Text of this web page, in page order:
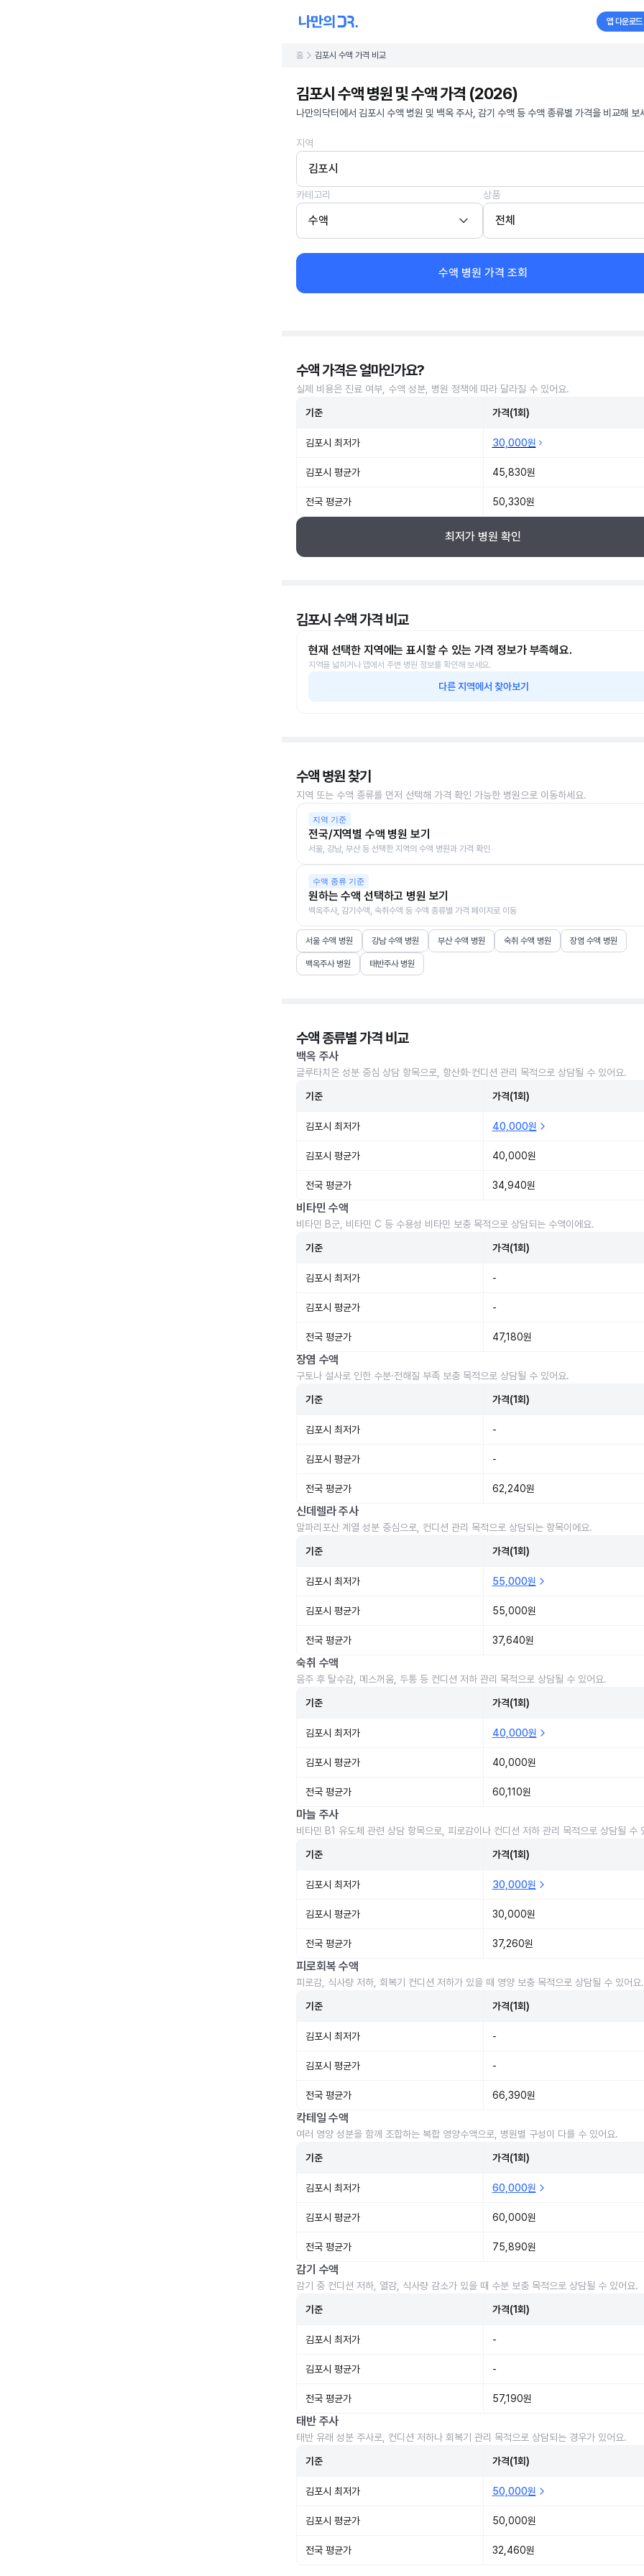
앱 다운로드
홈 김포시 수액 가격 비교
김포시 수액 병원 및 수액 가격 (2026)
나만의닥터에서 김포시 수액 병원 및 백옥 주사, 감기 수액 등 수액 종류별 가격을 비교해 보
지역
김포시
카테고리
수액
상품
전체
수액 병원 가격 조회
수액 가격은 얼마인가요?
실제 비용은 진료 여부, 수액 성분, 병원 정책에 따라 달라질 수 있어요.
기준 가격(1회)
김포시 최저가 30,000원
김포시 평균가 45,830원
전국 평균가 50,330원
최저가 병원 확인
김포시 수액 가격 비교
현재 선택한 지역에는 표시할 수 있는 가격 정보가 부족해요.
지역을 넓히거나 앱에서 주변 병원 정보를 확인해 보세요.
다른 지역에서 찾아보기
수액 병원 찾기
지역 또는 수액 종류를 먼저 선택해 가격 확인 가능한 병원으로 이동하세요.
지역 기준
전국/지역별 수액 병원 보기
서울, 강남, 부산 등 선택한 지역의 수액 병원과 가격 확인
수액 종류 기준
원하는 수액 선택하고 병원 보기
백옥주사, 감기수액, 숙취수액 등 수액 종류별 가격 페이지로 이동
서울 수액 병원 강남 수액 병원 부산 수액 병원 숙취 수액 병원 장염 수액 병원
백옥주사 병원 태반주사 병원
수액 종류별 가격 비교
백옥 주사
글루타치온 성분 중심 상담 항목으로, 항산화·컨디션 관리 목적으로 상담될 수 있어요.
기준 가격(1회)
김포시 최저가 40,000원
김포시 평균가 40,000원
전국 평균가 34,940원
비타민 수액
비타민 B군, 비타민 C 등 수용성 비타민 보충 목적으로 상담되는 수액이에요.
기준 가격(1회)
김포시 최저가 -
김포시 평균가 -
전국 평균가 47,180원
장염 수액
구토나 설사로 인한 수분·전해질 부족 보충 목적으로 상담될 수 있어요.
기준 가격(1회)
김포시 최저가 -
김포시 평균가 -
전국 평균가 62,240원
신데렐라 주사
알파리포산 계열 성분 중심으로, 컨디션 관리 목적으로 상담되는 항목이에요.
기준 가격(1회)
김포시 최저가 55,000원
김포시 평균가 55,000원
전국 평균가 37,640원
숙취 수액
음주 후 탈수감, 메스꺼움, 두통 등 컨디션 저하 관리 목적으로 상담될 수 있어요.
기준 가격(1회)
김포시 최저가 40,000원
김포시 평균가 40,000원
전국 평균가 60,110원
마늘 주사
비타민 B1 유도체 관련 상담 항목으로, 피로감이나 컨디션 저하 관리 목적으로 상담될 수
기준 가격(1회)
김포시 최저가 30,000원
김포시 평균가 30,000원
전국 평균가 37,260원
피로회복 수액
피로감, 식사량 저하, 회복기 컨디션 저하가 있을 때 영양 보충 목적으로 상담될 수 있어요.
기준 가격(1회)
김포시 최저가 -
김포시 평균가 -
전국 평균가 66,390원
칵테일 수액
여러 영양 성분을 함께 조합하는 복합 영양수액으로, 병원별 구성이 다를 수 있어요.
기준 가격(1회)
김포시 최저가 60,000원
김포시 평균가 60,000원
전국 평균가 75,890원
감기 수액
감기 중 컨디션 저하, 열감, 식사량 감소가 있을 때 수분 보충 목적으로 상담될 수 있어요.
기준 가격(1회)
김포시 최저가 -
김포시 평균가 -
전국 평균가 57,190원
태반 주사
태반 유래 성분 주사로, 컨디션 저하나 회복기 관리 목적으로 상담되는 경우가 있어요.
기준 가격(1회)
김포시 최저가 50,000원
김포시 평균가 50,000원
전국 평균가 32,460원